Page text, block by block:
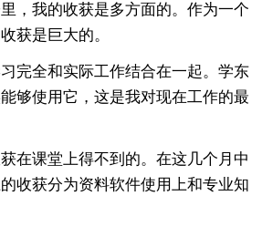
，我的收获是多方面的。作为一个
获是巨大的。
完全和实际工作结合在一起。学东
够使用它，这是我对现在工作的最
在课堂上得不到的。在这几个月中
收获分为资料软件使用上和专业知